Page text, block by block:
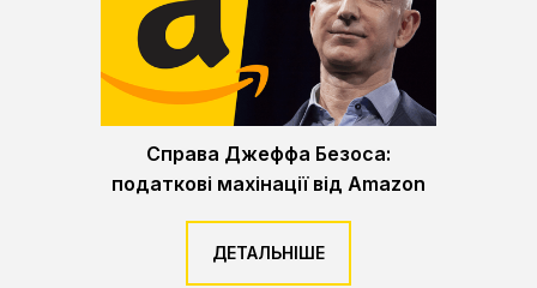
Справа Джеффа Безоса:
податкові махінації від Amazon
ДЕТАЛЬНІШЕ